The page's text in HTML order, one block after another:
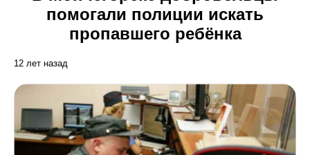
помогали полиции искать
пропавшего ребёнка
12 лет назад